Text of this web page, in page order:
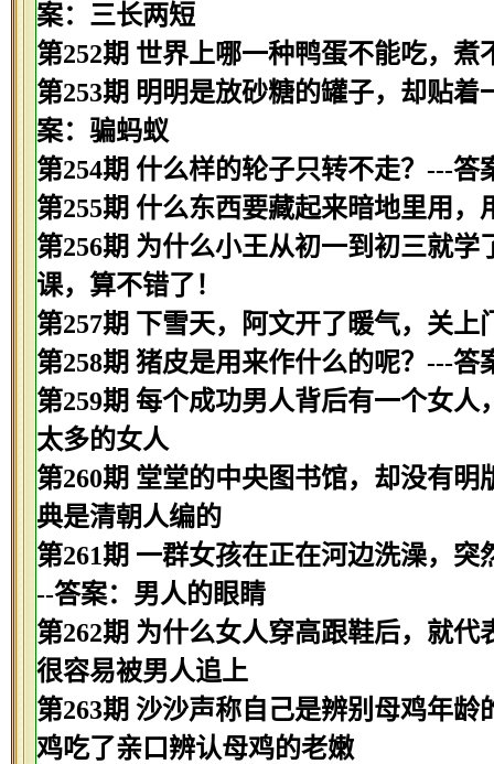
案：三长两短
第252期 世界上哪一种鸭蛋不能吃，
第253期 明明是放砂糖的罐子，却贴
案：骗蚂蚁
第254期 什么样的轮子只转不走？---答
第255期 什么东西要藏起来暗地里用
第256期 为什么小王从初一到初三就
课，算不错了！
第257期 下雪天，阿文开了暖气，关
第258期 猪皮是用来作什么的呢？---答
第259期 每个成功男人背后有一个女
太多的女人
第260期 堂堂的中央图书馆，却没有
典是清朝人编的
第261期 一群女孩在正在河边洗澡，
--答案：男人的眼睛
第262期 为什么女人穿高跟鞋后，就
很容易被男人追上
第263期 沙沙声称自己是辨别母鸡年
鸡吃了亲口辨认母鸡的老嫩